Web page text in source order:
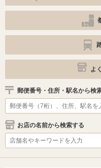
よ
郵便番号・住所・駅名から検
お店の名前から検索する